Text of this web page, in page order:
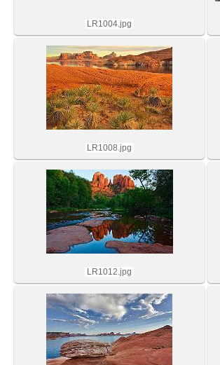
LR1004.jpg
LR1008.jpg
LR1012.jpg